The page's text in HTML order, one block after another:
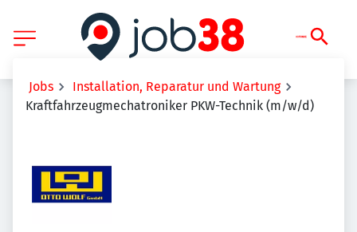
Jobs
Installation, Reparatur und Wartung
Kraftfahrzeugmechatroniker PKW-Technik (m/w/d)